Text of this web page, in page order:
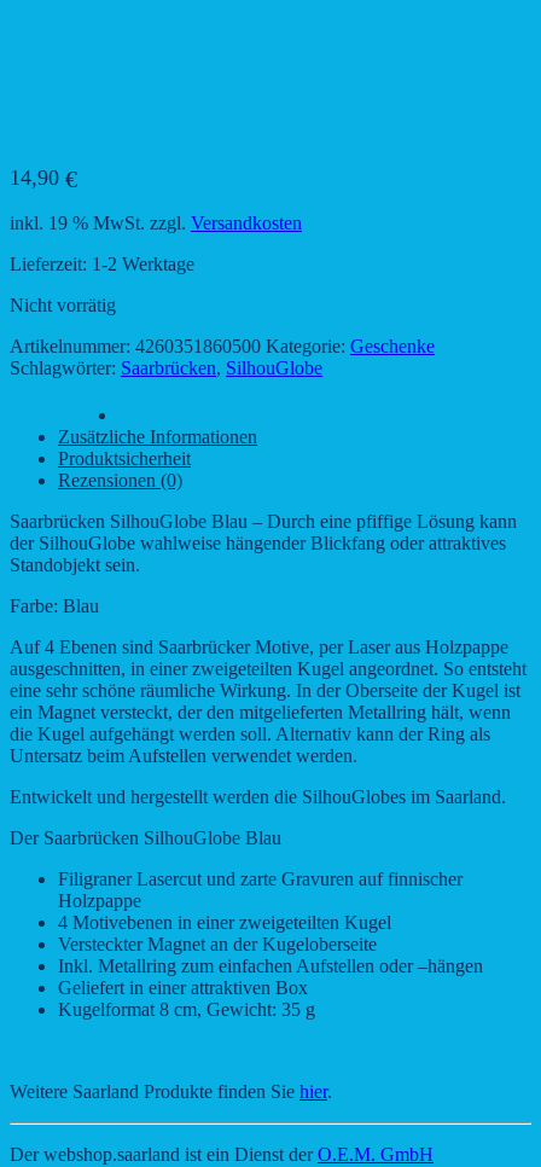
14,90 €
inkl. 19 % MwSt. zzgl. Versandkosten
Lieferzeit: 1-2 Werktage
Nicht vorrätig
Artikelnummer: 4260351860500 Kategorie: Geschenke
Schlagwörter: Saarbrücken, SilhouGlobe
Zusätzliche Informationen
Produktsicherheit
Rezensionen (0)
Saarbrücken SilhouGlobe Blau – Durch eine pfiffige Lösung kann
der SilhouGlobe wahlweise hängender Blickfang oder attraktives
Standobjekt sein.
Farbe: Blau
Auf 4 Ebenen sind Saarbrücker Motive, per Laser aus Holzpappe
ausgeschnitten, in einer zweigeteilten Kugel angeordnet. So entsteht
eine sehr schöne räumliche Wirkung. In der Oberseite der Kugel ist
ein Magnet versteckt, der den mitgelieferten Metallring hält, wenn
die Kugel aufgehängt werden soll. Alternativ kann der Ring als
Untersatz beim Aufstellen verwendet werden.
Entwickelt und hergestellt werden die SilhouGlobes im Saarland.
Der Saarbrücken SilhouGlobe Blau
Filigraner Lasercut und zarte Gravuren auf finnischer
Holzpappe
4 Motivebenen in einer zweigeteilten Kugel
Versteckter Magnet an der Kugeloberseite
Inkl. Metallring zum einfachen Aufstellen oder –hängen
Geliefert in einer attraktiven Box
Kugelformat 8 cm, Gewicht: 35 g
Weitere Saarland Produkte finden Sie hier.
Der webshop.saarland ist ein Dienst derO.E.M. GmbH